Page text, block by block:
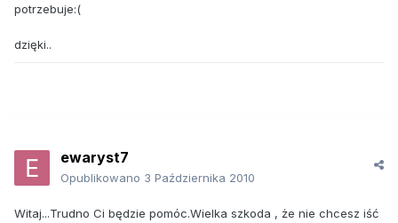
potrzebuje:(
dzięki..
ewaryst7
Opublikowano 3 Października 2010
Witaj...Trudno Ci będzie pomóc.Wielka szkoda , że nie chcesz iść